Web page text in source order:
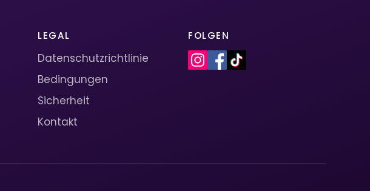
LEGAL
Datenschutzrichtlinie
Bedingungen
Sicherheit
Kontakt
FOLGEN